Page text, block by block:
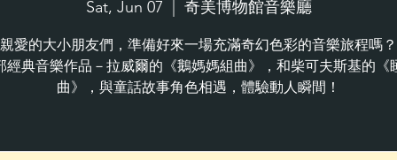
Sat, Jun 07 奇美博物館音樂廳
親愛的大小朋友們，準備好來一場充滿奇幻色彩的音樂旅程嗎？
經典音樂作品－拉威爾的《鵝媽媽組曲》，和柴可夫斯基的《
曲》，與童話故事角色相遇，體驗動人瞬間！